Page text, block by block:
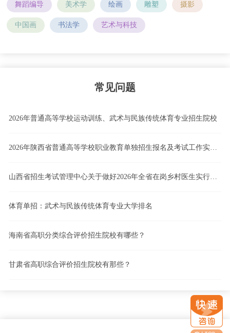
舞蹈编导 美术学 绘画 雕塑 摄影
中国画 书法学 艺术与科技
常见问题
2026年普通高等学校运动训练、武术与民族传统体育专业招生院校
2026年陕西省普通高等学校职业教育单独招生报名及考试工作实施办法
山西省招生考试管理中心关于做好2026年全省在岗乡村医生实行高职院校单独招生工作的通知
体育单招：武术与民族传统体育专业大学排名
海南省高职分类综合评价招生院校有哪些？
甘肃省高职综合评价招生院校有那些？